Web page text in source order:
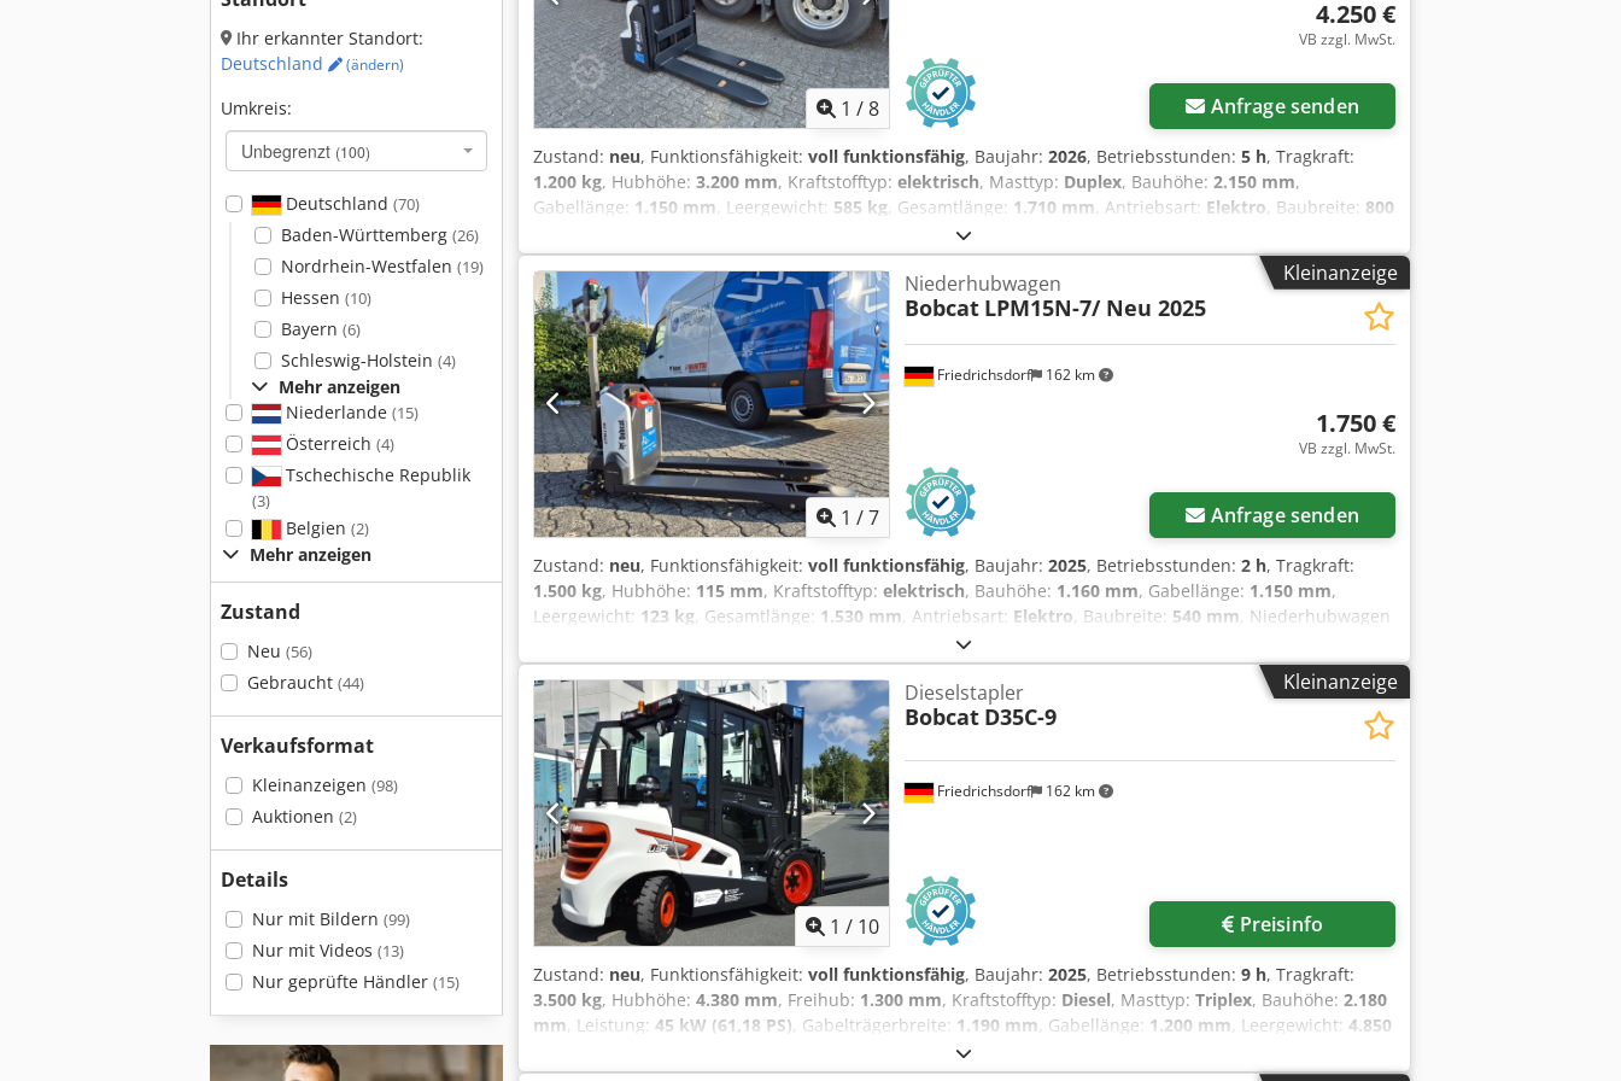
Ihr erkannter Standort:
Deutschland
(ändern)
Umkreis:
Unbegrenzt (100)
Deutschland (70)
Baden-Württemberg (26)
Nordrhein-Westfalen (19)
Hessen (10)
Bayern (6)
Schleswig-Holstein (4)
Mehr anzeigen
Niederlande (15)
Österreich (4)
Tschechische Republik
(3)
Belgien (2)
Mehr anzeigen
Zustand
Neu (56)
Gebraucht (44)
Verkaufsformat
Kleinanzeigen (98)
Auktionen (2)
Details
Nur mit Bildern (99)
Nur mit Videos (13)
Nur geprüfte Händler (15)
Scheibenwischer,
1 /8
4.250 €
VB zzgl. MwSt.
Anfrage senden
Zustand: neu, Funktionsfähigkeit: voll funktionsfähig, Baujahr: 2026, Betriebsstunden: 5 h, Tragkraft:
1.200 kg, Hubhöhe: 3.200 mm, Kraftstofftyp: elektrisch, Masttyp: Duplex, Bauhöhe: 2.150 mm,
Gabellänge: 1.150 mm, Leergewicht: 585 kg, Gesamtlänge: 1.710 mm, Antriebsart: Elektro, Baubreite: 800
, Hochhubwagen Lastschwerpunkt: 600 Cjdpfx Akjy Uz Sqj Uerf Gabelbreite: 180 mm Gabeldicke: 60
mm Masttyp: Duplex Zustand: Neugerät Zustand Technisch: Neu Bereifung vorne Typ: Polyurethan
Bereifung vorne Zustand: 80 - 100% Bereifung hinten Typ: Polyurethan Bereifung hinten Zustand: 80 -
100% Batterie Volt: 24V Batterie Ah: 60Ah Batterie Typ: Lithium-Ionen Batterie Baujahr: 2026 Batterie
Zustand: 80 - 100% CE Zertifikat, Lithium -Ionen Wartungsfrei Batterie 24 V
Kleinanzeige
1 /7
Friedrichsdorf 162 km
Niederhubwagen
Bobcat LPM15N-7/ Neu 2025
1.750 €
VB zzgl. MwSt.
Anfrage senden
Zustand: neu, Funktionsfähigkeit: voll funktionsfähig, Baujahr: 2025, Betriebsstunden: 2 h, Tragkraft:
1.500 kg, Hubhöhe: 115 mm, Kraftstofftyp: elektrisch, Bauhöhe: 1.160 mm, Gabellänge: 1.150 mm,
Leergewicht: 123 kg, Gesamtlänge: 1.530 mm, Antriebsart: Elektro, Baubreite: 540 mm, Niederhubwagen
Lastschwerpunkt: 600 Gabelbreite: 160 mm Gabeldicke: 47 mm Cjdpfjzrildox Ak Uerf Zustand: Neugerät
Zustand Technisch: Neu Bereifung vorne Typ: Vulkollan Bereifung vorne Zustand: 80 - 100% Bereifung
hinten Typ: Vulkollan Bereifung hinten Zustand: 60 - 80% Batterie Volt: 24V Batterie Ah: 20Ah Batterie Typ:
Lithium-Ionen Batterie Baujahr: 2024 Batterie Zustand: 80 - 100% CE Zertifikat, Lithium-Ionen
Wartungsfreie Batterie 24 V
Kleinanzeige
1 / 10
Friedrichsdorf 162 km
Dieselstapler
Bobcat D35C-9
Preisinfo
Zustand: neu, Funktionsfähigkeit: voll funktionsfähig, Baujahr: 2025, Betriebsstunden: 9 h, Tragkraft:
3.500 kg, Hubhöhe: 4.380 mm, Freihub: 1.300 mm, Kraftstofftyp: Diesel, Masttyp: Triplex, Bauhöhe: 2.180
mm, Leistung: 45 kW (61,18 PS), Gabelträgerbreite: 1.190 mm, Gabellänge: 1.200 mm, Leergewicht: 4.850
, Baubreite:
500 ISO Klasse: ISO Klasse 3 = 2.500 - 4.999 kg Masttyp: Triplex Getriebe: Wandler Geschw. Klasse: 20